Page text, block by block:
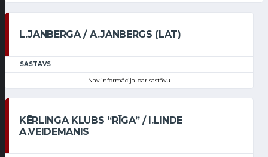
L.JANBERGA / A.JANBERGS (LAT)
SASTĀVS
Nav informācija par sastāvu
KĒRLINGA KLUBS “RĪGA” / I.LINDE
A.VEIDEMANIS